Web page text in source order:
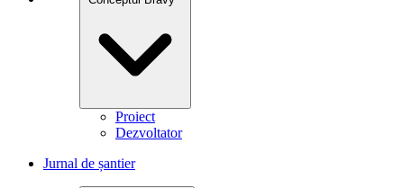
Proiect
Dezvoltator
Jurnal de șantier